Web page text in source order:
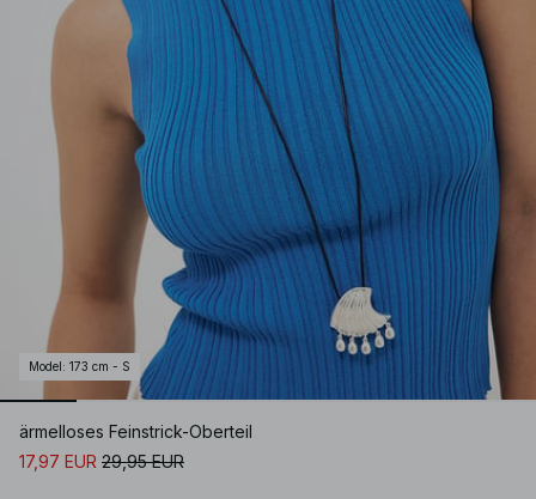
Model : 173 cm - S
ärmelloses Feinstrick-Oberteil
17,97 EUR 29,95 EUR